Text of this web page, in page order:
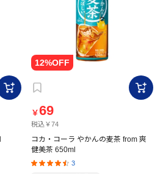
￥69
税込￥74
コカ・コーラ やかんの麦茶 from 爽
健美茶 650ml
3